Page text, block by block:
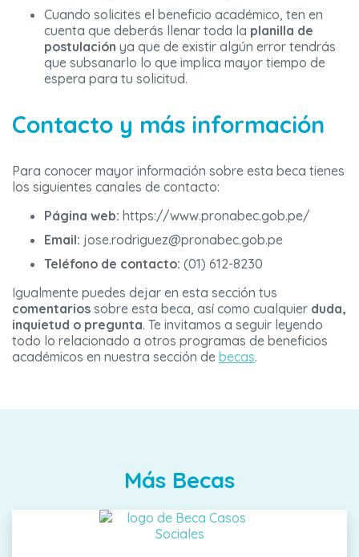
Cuando solicites el beneficio académico, ten en
cuenta que deberás llenar toda la planilla de
postulación ya que de existir algún error tendrás
que subsanarlo lo que implica mayor tiempo de
espera para tu solicitud.
Contacto y más información
Para conocer mayor información sobre esta beca tienes
los siguientes canales de contacto:
Página web: https://www.pronabec.gob.pe/
Email: jose.rodriguez@pronabec.gob.pe
Teléfono de contacto: (01) 612-8230
Igualmente puedes dejar en esta sección tus
comentarios sobre esta beca, así como cualquier duda,
inquietud o pregunta. Te invitamos a seguir leyendo
todo lo relacionado a otros programas de beneficios
académicos en nuestra sección de becas.
Más Becas